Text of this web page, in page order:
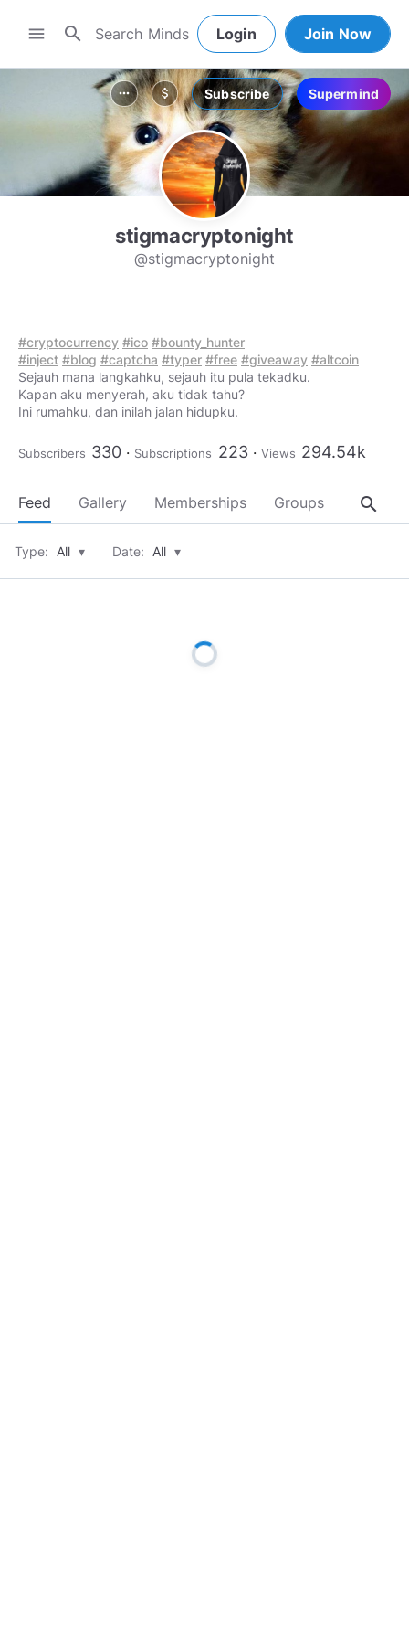
menu search Login Join Now
more_horiz attach_money Subscribe Supermind
stigmacryptonight
@stigmacryptonight
#cryptocurrency #ico #bounty_hunter
#inject #blog #captcha #typer #free #giveaway #altcoin
Sejauh mana langkahku, sejauh itu pula tekadku.
Kapan aku menyerah, aku tidak tahu?
Subscribers 330 Subscriptions 223 Views 294.54k
Feed Gallery Memberships Groups About
search
Type: All ▾ Date: All ▾